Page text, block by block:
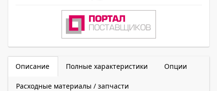
Описание Полные характеристики Опции
Расходные материалы / запчасти